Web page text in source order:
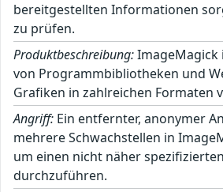
bereitgestellten Informationen
zu prüfen.
Produktbeschreibung:ImageMagick
von Programmbibliotheken und
Grafiken in zahlreichen Formaten
Angriff: Ein entfernter, anonymer
mehrere Schwachstellen in
um einen nicht näher
durchzuführen.